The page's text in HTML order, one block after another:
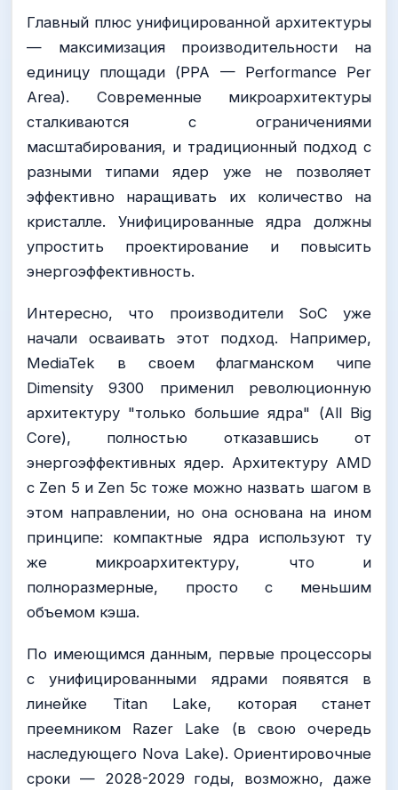
Главный плюс унифицированной архитектуры
— максимизация производительности на
единицу площади (PPA — Performance Per
Area). Современные микроархитектуры
сталкиваются с ограничениями
масштабирования, и традиционный подход с
разными типами ядер уже не позволяет
эффективно наращивать их количество на
кристалле. Унифицированные ядра должны
упростить проектирование и повысить
энергоэффективность.
Интересно, что производители SoC уже
начали осваивать этот подход. Например,
MediaTek в своем флагманском чипе
Dimensity 9300 применил революционную
архитектуру "только большие ядра" (All Big
Core), полностью отказавшись от
энергоэффективных ядер. Архитектуру AMD
с Zen 5 и Zen 5c тоже можно назвать шагом в
этом направлении, но она основана на ином
принципе: компактные ядра используют ту
же микроархитектуру, что и
полноразмерные, просто с меньшим
объемом кэша.
По имеющимся данным, первые процессоры
с унифицированными ядрами появятся в
линейке Titan Lake, которая станет
преемником Razer Lake (в свою очередь
наследующего Nova Lake). Ориентировочные
сроки — 2028-2029 годы, возможно, даже